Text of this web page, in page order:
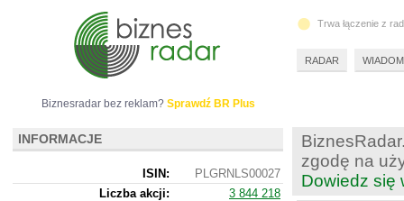
zgodę na
Dowiedz się
Biznesradar bez reklam? Sprawdź BR Plus
INFORMACJE
ISIN:
PLGRNLS00027
Liczba akcji:
3 844 218
Trwa łączenie z
RADAR